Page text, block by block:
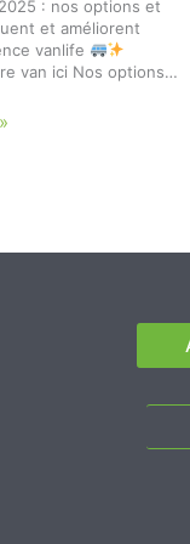
: nos options et
et améliorent
vanlife
van ici Nos options…